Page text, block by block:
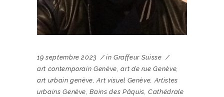
19 septembre 2023 in Graffeur Suisse
art contemporain Genève,art de rue Genève,
art urbain genève,Art visuel Genève,Artistes
urbains Genève,Bains des Pâquis,Cathédrale